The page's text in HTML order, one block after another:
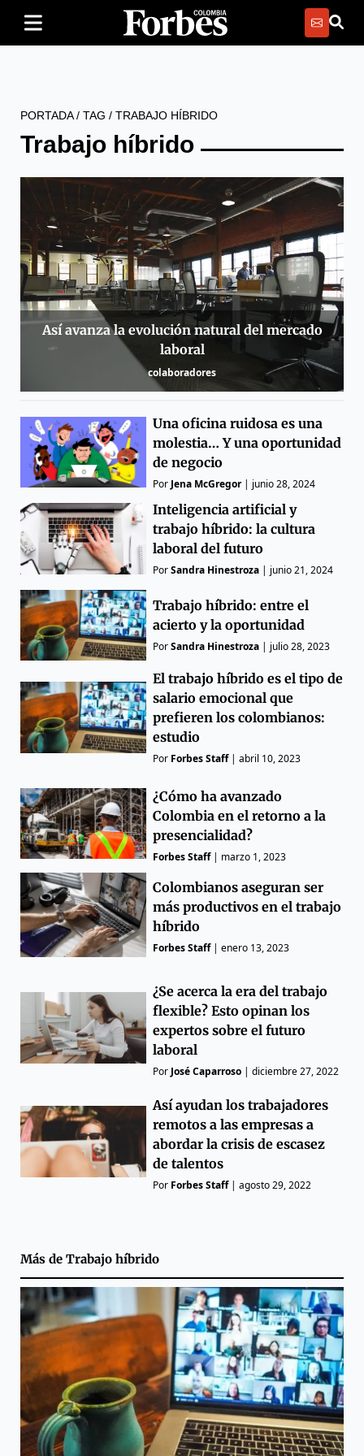
PORTADA/ TAG / TRABAJO HÍBRIDO
Trabajo híbrido
Así avanza la evolución natural del mercado
laboral
colaboradores
Una oficina ruidosa es una
molestia… Y una oportunidad
de negocio
Por Jena McGregor| junio 28, 2024
Inteligencia artificial y
trabajo híbrido: la cultura
laboral del futuro
PorSandra Hinestroza | junio 21, 2024
Trabajo híbrido: entre el
acierto y la oportunidad
PorSandra Hinestroza | julio 28, 2023
El trabajo híbrido es el tipo de
salario emocional que
prefieren los colombianos:
estudio
Por Forbes Staff|abril 10, 2023
¿Cómo ha avanzado
Colombia en el retorno a la
presencialidad?
Forbes Staff| marzo 1, 2023
Colombianos aseguran ser
más productivos en el trabajo
híbrido
Forbes Staff|enero 13, 2023
¿Se acerca la era del trabajo
flexible? Esto opinan los
expertos sobre el futuro
laboral
Por José Caparroso |diciembre 27, 2022
Así ayudan los trabajadores
remotos a las empresas a
abordar la crisis de escasez
de talentos
Por Forbes Staff|agosto 29, 2022
Más de Trabajo híbrido